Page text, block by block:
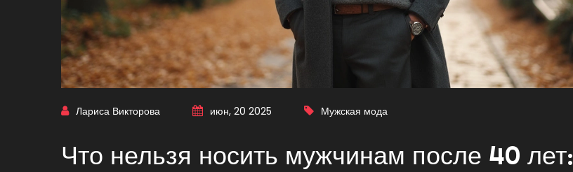
Лариса Викторова июн, 20 2025 Мужская мода
Что нельзя носить мужчинам после 40 лет: